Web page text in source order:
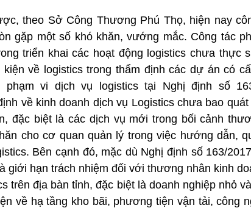
theo Sở Công Thương Phú Thọ, hiện nay
gặp một số khó khăn, vướng mắc. Công tác
triển khai các hoạt động logistics chưa thực
về logistics trong thẩm định các dự án có
vi dịch vụ logistics tại Nghị định số
về kinh doanh dịch vụ Logistics chưa bao
đặc biệt là các dịch vụ mới trong bối cảnh
cho cơ quan quản lý trong việc hướng dẫn,
Bên cạnh đó, mặc dù Nghị định số 163/
giới hạn trách nhiệm đối với thương nhân kinh
trên địa bàn tỉnh, đặc biệt là doanh nghiệp nhỏ
về hạ tầng kho bãi, phương tiện vận tải, công